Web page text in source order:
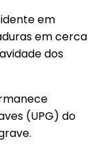
em
em cerca
dos
(UPG) do